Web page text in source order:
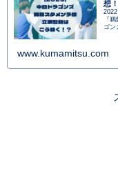
想！
『
ゴン
www.kumamitsu.com